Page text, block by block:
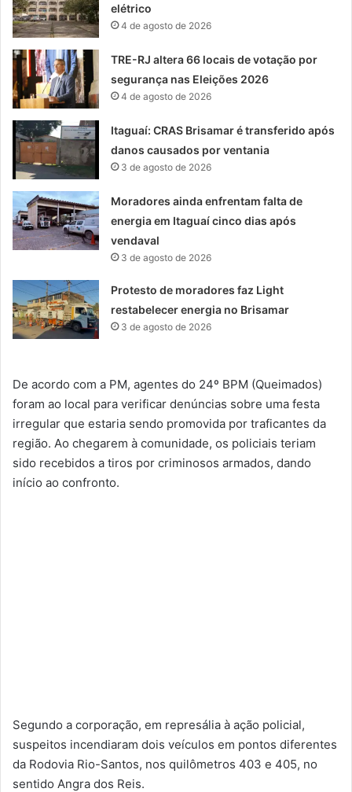
elétrico
4 de agosto de 2026
TRE-RJ altera 66 locais de votação por
segurança nas Eleições 2026
4 de agosto de 2026
Itaguaí: CRAS Brisamar é transferido após
danos causados por ventania
3 de agosto de 2026
Moradores ainda enfrentam falta de
energia em Itaguaí cinco dias após
vendaval
3 de agosto de 2026
Protesto de moradores faz Light
restabelecer energia no Brisamar
3 de agosto de 2026
De acordo com a PM, agentes do 24º BPM (Queimados)
foram ao local para verificar denúncias sobre uma festa
irregular que estaria sendo promovida por traficantes da
região. Ao chegarem à comunidade, os policiais teriam
sido recebidos a tiros por criminosos armados, dando
início ao confronto.
Segundo a corporação, em represália à ação policial,
suspeitos incendiaram dois veículos em pontos diferentes
da Rodovia Rio-Santos, nos quilômetros 403 e 405, no
sentido Angra dos Reis.